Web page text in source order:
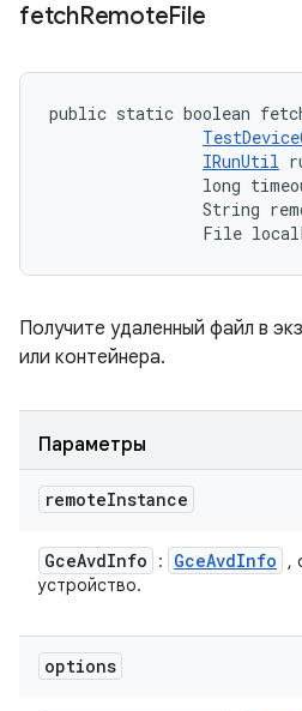
fetchRemoteFile
public static boolean
IRunUtil
long
String
File
Получите удаленный файл в
или контейнера.
Параметры
remoteInstance
GceAvdInfo : GceAvdInfo
,
устройство.
options